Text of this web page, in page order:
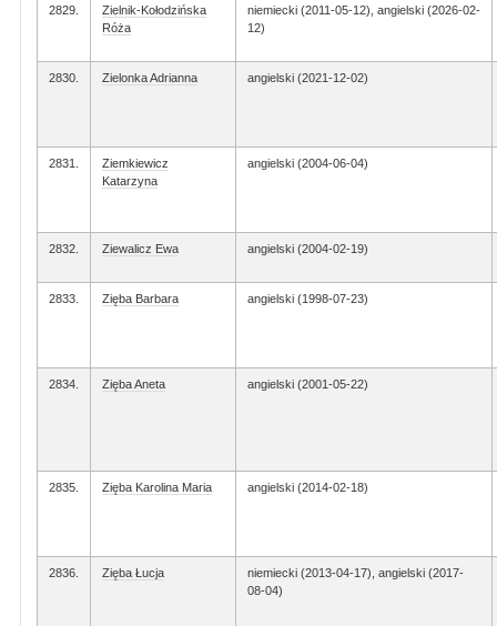
2829.
Zielnik-Kołodzińska
Róża
niemiecki (2011-05-12), angielski (2026-02-
12)
2830. Zielonka Adrianna angielski (2021-12-02)
2831.
Ziemkiewicz
Katarzyna
angielski (2004-06-04)
2832. Ziewalicz Ewa angielski (2004-02-19)
2833. Zięba Barbara angielski (1998-07-23)
2834. Zięba Aneta angielski (2001-05-22)
2835. Zięba Karolina Maria angielski (2014-02-18)
2836. Zięba Łucja
niemiecki (2013-04-17), angielski (2017-
08-04)